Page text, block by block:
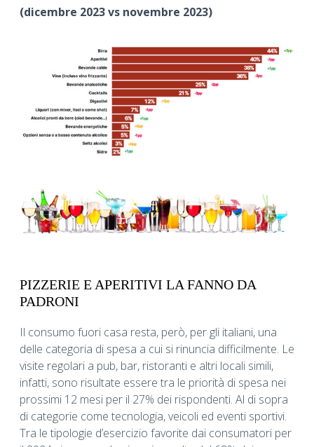
(dicembre 2023 vs novembre 2023)
PIZZERIE E APERITIVI LA FANNO DA
PADRONI
Il consumo fuori casa resta, però, per gli italiani, una
delle categoria di spesa a cui si rinuncia difficilmente. Le
visite regolari a pub, bar, ristoranti e altri locali simili,
infatti, sono risultate essere tra le priorità di spesa nei
prossimi 12 mesi per il 27% dei rispondenti. Al di sopra
di categorie come tecnologia, veicoli ed eventi sportivi.
Tra le tipologie d’esercizio favorite dai consumatori per